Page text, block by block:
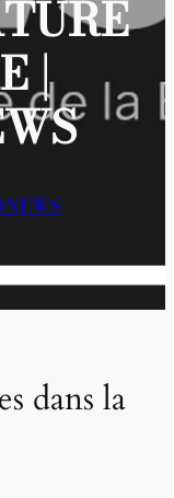
|
dans la